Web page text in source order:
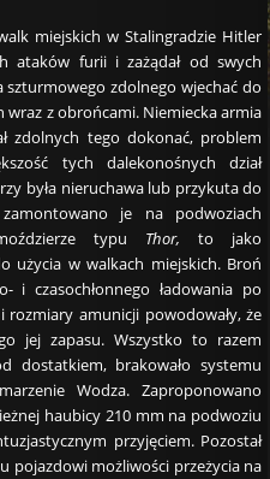
miejskich w Stalingradzie Hitler
ataków furii i zażądał od swych
szturmowego zdolnego wjechać do
z obrońcami. Niemiecka armia
zdolnych tego dokonać, problem
tych dalekonośnych dział
była nieruchawa lub przykuta do
je na podwoziach
typu Thor,to jako
użycia w walkach miejskich. Broń
i czasochłonnego ładowania po
amunicji powodowały, że
jej zapasu. Wszystko to razem
dostatkiem, brakowało systemu
Wodza. Zaproponowano
haubicy 210 mm na podwoziu
przyjęciem. Pozostał
pojazdowi możliwości przeżycia na